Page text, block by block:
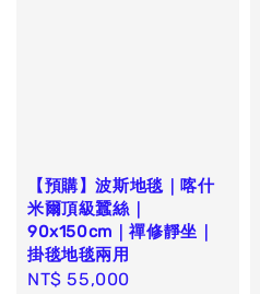
【預購】波斯地毯｜喀什
米爾頂級蠶絲｜
90x150cm｜禪修靜坐｜
掛毯地毯兩用
Sale
NT$ 55,000